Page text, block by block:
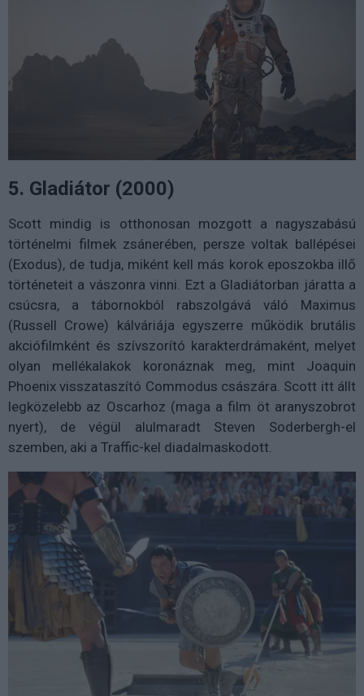
5. Gladiátor (2000)
Scott mindig is otthonosan mozgott a nagyszabású
történelmi filmek zsánerében, persze voltak ballépései
(Exodus), de tudja, miként kell más korok eposzokba illő
történeteit a vászonra vinni. Ezt a Gladiátorban járatta a
csúcsra, a tábornokból rabszolgává váló Maximus
(Russell Crowe) kálváriája egyszerre működik brutális
akciófilmként és szívszorító karakterdrámaként, melyet
olyan mellékalakok koronáznak meg, mint Joaquin
Phoenix visszataszító Commodus császára. Scott itt állt
legközelebb az Oscarhoz (maga a film öt aranyszobrot
nyert), de végül alulmaradt Steven Soderbergh-el
szemben, aki a Traffic-kel diadalmaskodott.